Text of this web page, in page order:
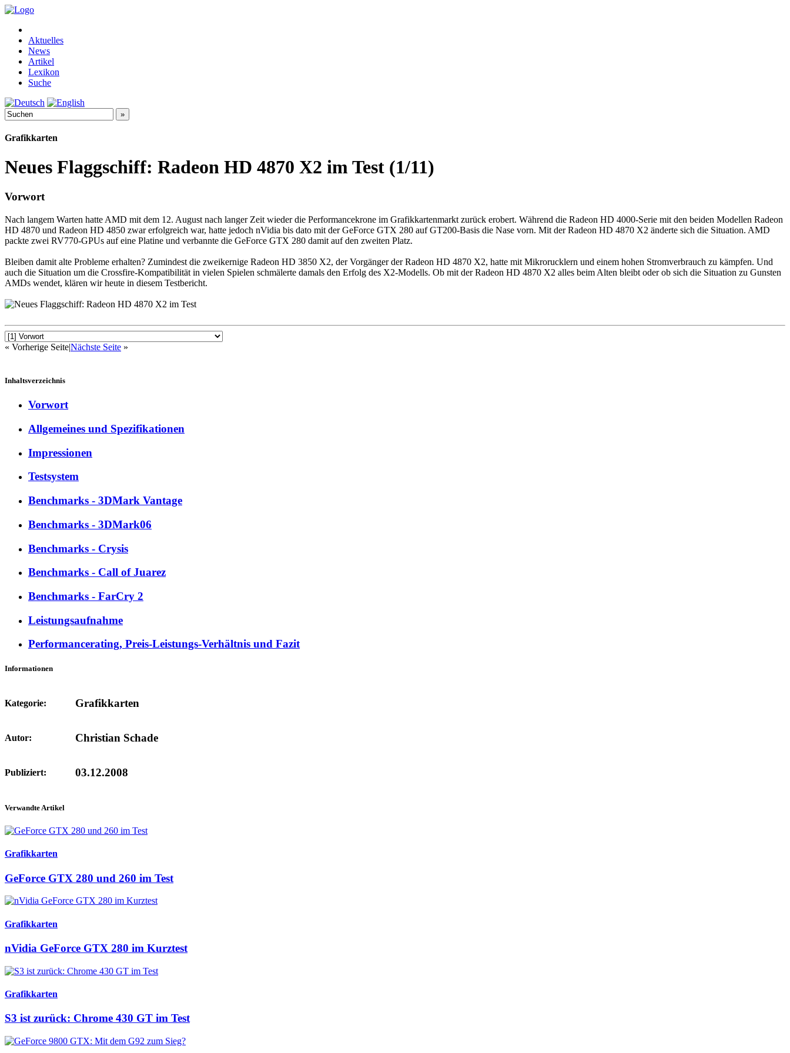
Aktuelles
News
Artikel
Lexikon
Suche
Grafikkarten
Neues Flaggschiff: Radeon HD 4870 X2 im Test (1/11)
Vorwort
Nach langem Warten hatte AMD mit dem 12. August nach langer Zeit wieder die Performancekrone im Grafikkartenmarkt zurück erobert. Während die Radeon HD 4000-Serie mit den beiden Modellen Radeon
HD 4870 und Radeon HD 4850 zwar erfolgreich war, hatte jedoch nVidia bis dato mit der GeForce GTX 280 auf GT200-Basis die Nase vorn. Mit der Radeon HD 4870 X2 änderte sich die Situation. AMD
packte zwei RV770-GPUs auf eine Platine und verbannte die GeForce GTX 280 damit auf den zweiten Platz.
Bleiben damit alte Probleme erhalten? Zumindest die zweikernige Radeon HD 3850 X2, der Vorgänger der Radeon HD 4870 X2, hatte mit Mikrorucklern und einem hohen Stromverbrauch zu kämpfen. Und
auch die Situation um die Crossfire-Kompatibilität in vielen Spielen schmälerte damals den Erfolg des X2-Modells. Ob mit der Radeon HD 4870 X2 alles beim Alten bleibt oder ob sich die Situation zu Gunsten
AMDs wendet, klären wir heute in diesem Testbericht.
« Vorherige Seite|Nächste Seite »
Inhaltsverzeichnis
Vorwort
Allgemeines und Spezifikationen
Impressionen
Testsystem
Benchmarks - 3DMark Vantage
Benchmarks - 3DMark06
Benchmarks - Crysis
Benchmarks - Call of Juarez
Benchmarks - FarCry 2
Leistungsaufnahme
Performancerating, Preis-Leistungs-Verhältnis und Fazit
Informationen
Kategorie: Grafikkarten
Autor: Christian Schade
Publiziert: 03.12.2008
Verwandte Artikel
Grafikkarten
GeForce GTX 280 und 260 im Test
Grafikkarten
nVidia GeForce GTX 280 im Kurztest
Grafikkarten
S3 ist zurück: Chrome 430 GT im Test